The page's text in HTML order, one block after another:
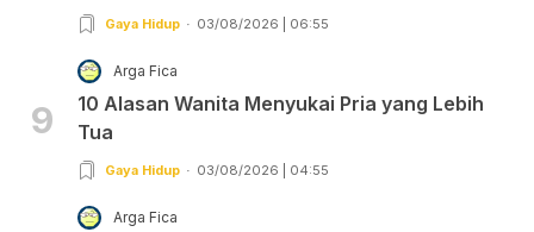
Gaya Hidup 03/08/2026 | 06:55
9
Arga Fica
10 Alasan Wanita Menyukai Pria yang Lebih
Tua
Gaya Hidup 03/08/2026 | 04:55
Arga Fica